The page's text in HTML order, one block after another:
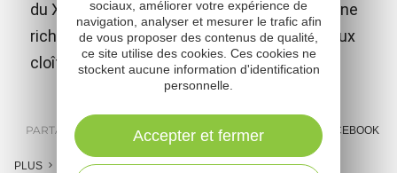
du XVe siècle. L'édifice abrite des pièces d'une
richesse insoupçonnée parmi lesquelles deux
cloîtres, dont un des plus grands de France.
PARTAGER : E-MAIL MESSENGER FACEBOOK
PLUS
sociaux, améliorer votre expérience de
navigation, analyser et mesurer le trafic afin
de vous proposer des contenus de qualité,
ce site utilise des cookies. Ces cookies ne
stockent aucune information d'identification
personnelle.
Accepter et fermer